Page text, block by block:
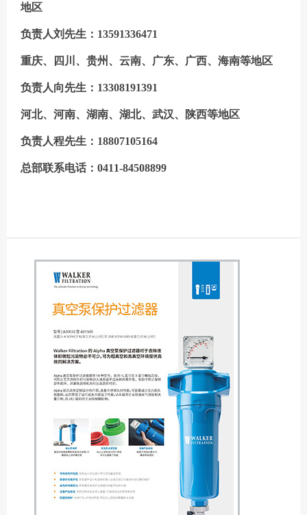
地区
负责人刘先生：13591336471
重庆、四川、贵州、云南、广东、广西、海南等地区
负责人向先生：13308191391
河北、 河南、湖南、湖北、武汉、陕西等地区
负责人程先生：18807105164
总部联系电话：0411-84508899